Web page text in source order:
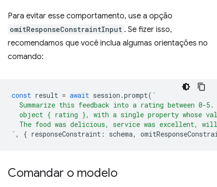
Para evitar esse comportamento, use a opção
omitResponseConstraintInput . Se fizer isso,
recomendamos que você inclua algumas orientações no
comando:
const result = await session .prompt( `
Summarize this feedback into a rating between 0-
object { rating }, with a single property whose
The food was delicious, service was excellent,
` , { responseConstraint : schema,
Comandar o modelo